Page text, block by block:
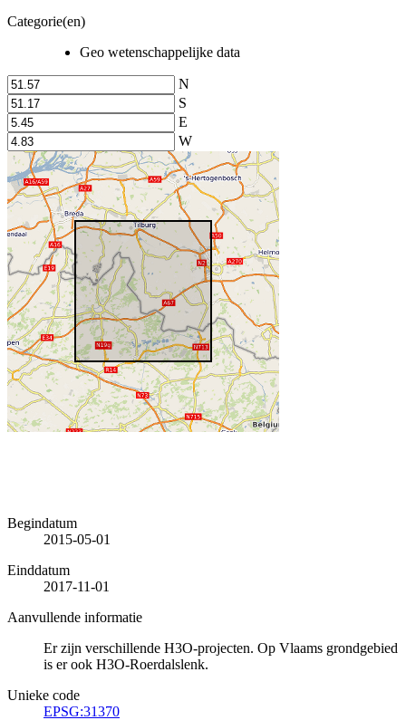
Categorie(en)
Geo wetenschappelijke data
N
S
E
W
Begindatum
2015-05-01
Einddatum
2017-11-01
Aanvullende informatie
Er zijn verschillende H3O-projecten. Op Vlaams grondgebied
is er ook H3O-Roerdalslenk.
Unieke code
EPSG:31370